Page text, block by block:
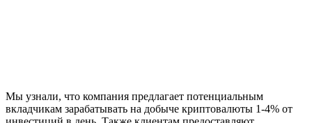
Мы узнали, что компания предлагает потенциальным
вкладчикам зарабатывать на добыче криптовалюты 1-4% от